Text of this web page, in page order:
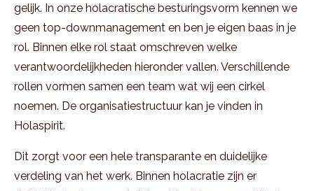
gelijk. In onze holacratische besturingsvorm kennen we
geen top-downmanagement en ben je eigen baas in je
rol. Binnen elke rol staat omschreven welke
verantwoordelijkheden hieronder vallen. Verschillende
rollen vormen samen een team wat wij een cirkel
noemen. De organisatiestructuur kan je vinden in
Holaspirit.
Dit zorgt voor een hele transparante en duidelijke
verdeling van het werk. Binnen holacratie zijn er